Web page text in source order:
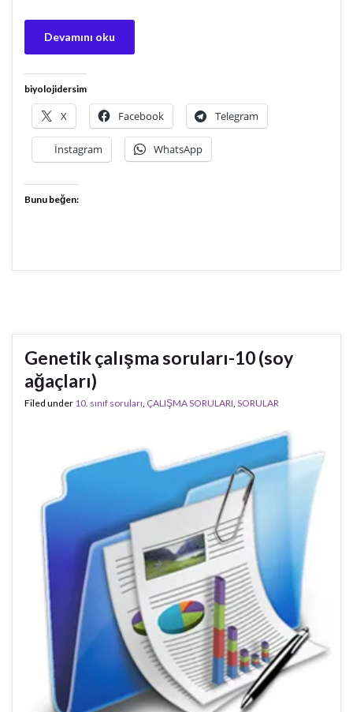
Devamını oku
biyolojidersim
X Facebook Telegram
İnstagram WhatsApp
Bunu beğen:
Genetik çalışma soruları-10 (soy
ağaçları)
Filed under 10. sınıf soruları, ÇALIŞMA SORULARI, SORULAR